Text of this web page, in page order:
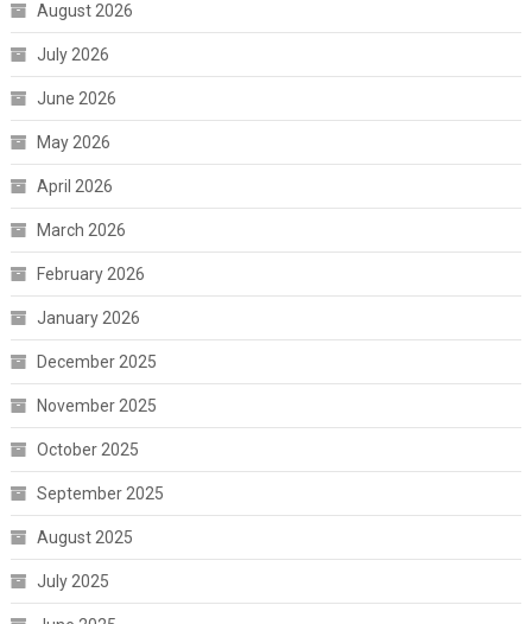
August 2026
July 2026
June 2026
May 2026
April 2026
March 2026
February 2026
January 2026
December 2025
November 2025
October 2025
September 2025
August 2025
July 2025